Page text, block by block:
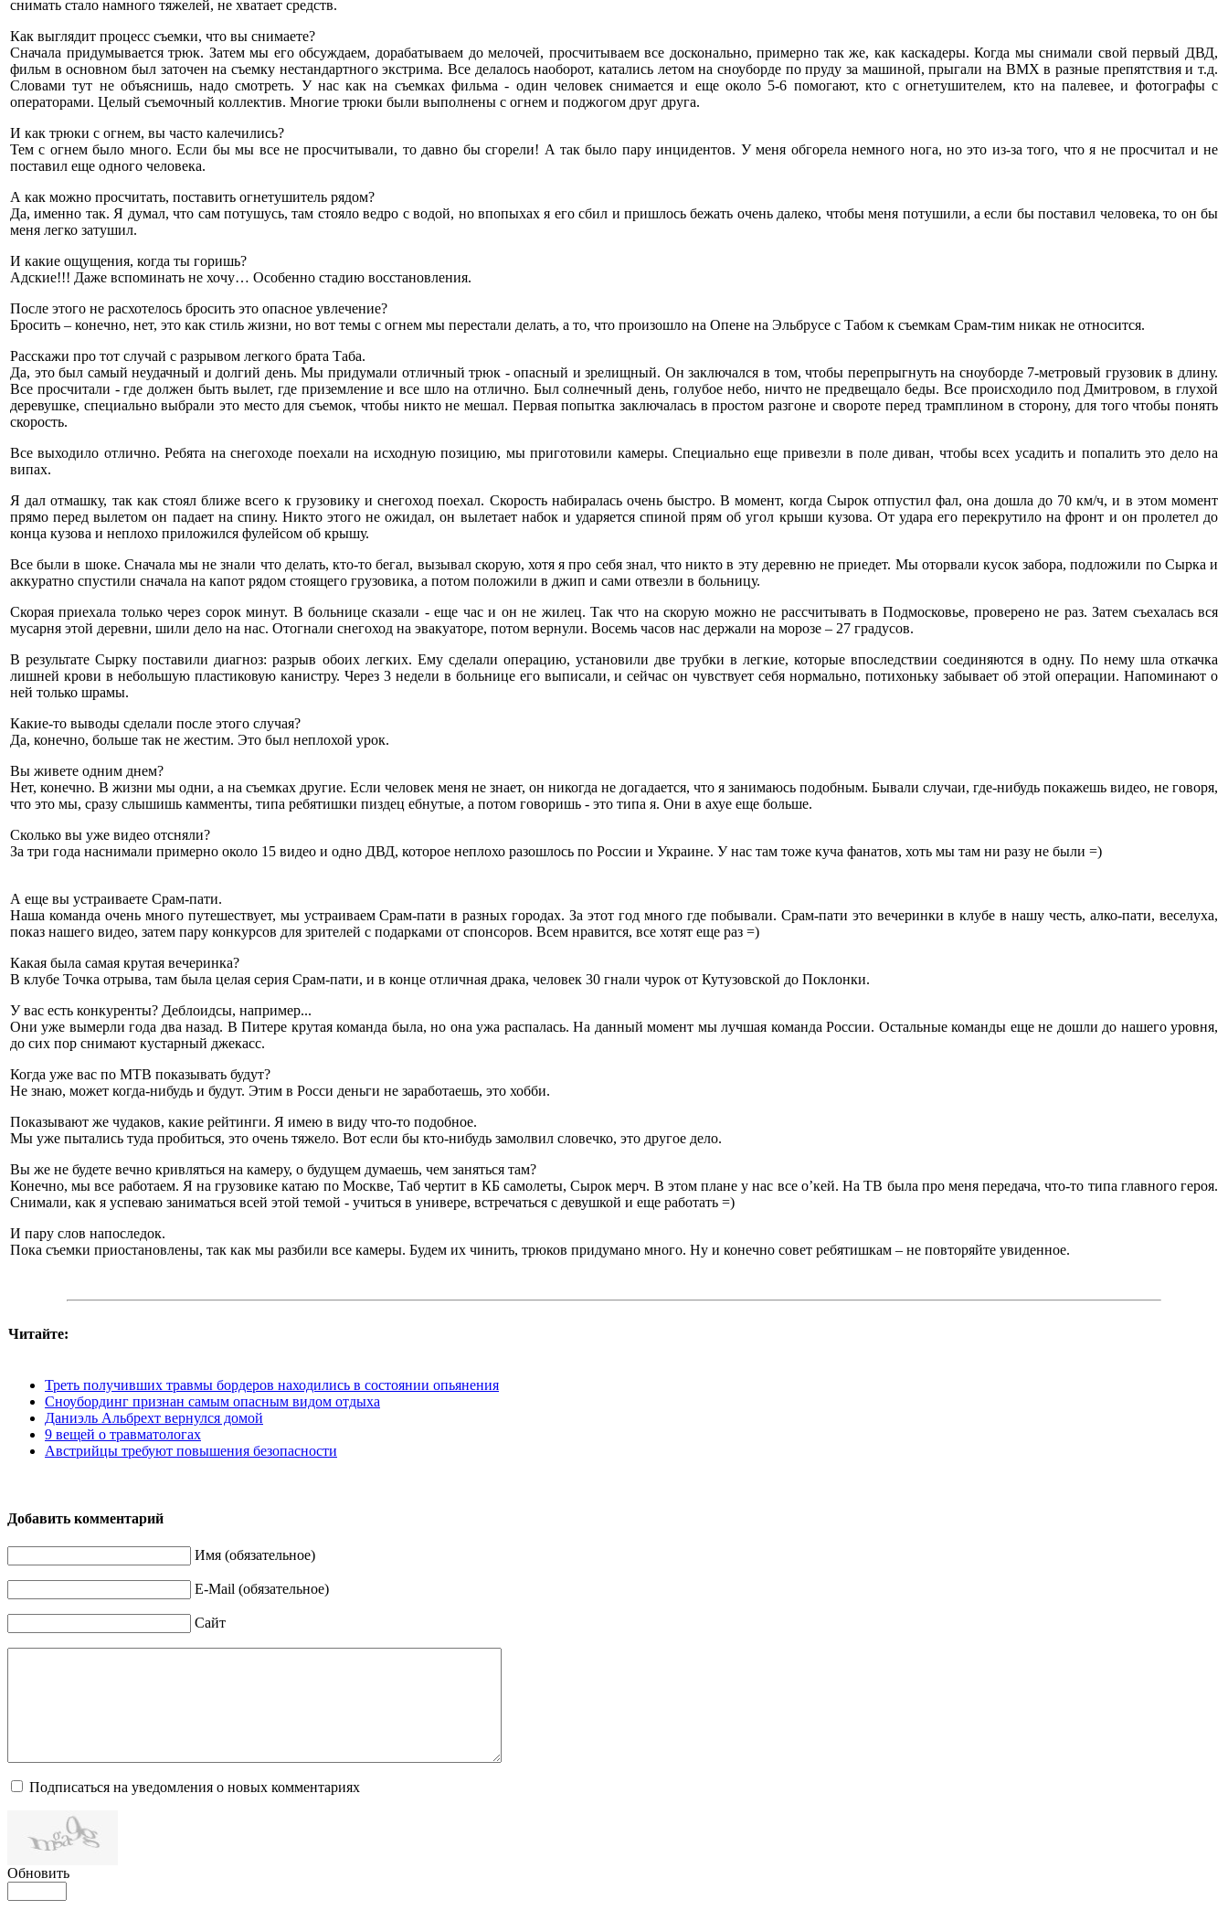
снимать стало намного тяжелей, не хватает средств.
Как выглядит процесс съемки, что вы снимаете?
Сначала придумывается трюк. Затем мы его обсуждаем, дорабатываем до мелочей, просчитываем все досконально, примерно так же, как каскадеры. Когда мы снимали свой первый ДВД,
фильм в основном был заточен на съемку нестандартного экстрима. Все делалось наоборот, катались летом на сноуборде по пруду за машиной, прыгали на BMX в разные препятствия и т.д.
Словами тут не объяснишь, надо смотреть. У нас как на съемках фильма - один человек снимается и еще около 5-6 помогают, кто с огнетушителем, кто на палевее, и фотографы с
операторами. Целый съемочный коллектив. Многие трюки были выполнены с огнем и поджогом друг друга.
И как трюки с огнем, вы часто калечились?
Тем с огнем было много. Если бы мы все не просчитывали, то давно бы сгорели! А так было пару инцидентов. У меня обгорела немного нога, но это из-за того, что я не просчитал и не
поставил еще одного человека.
А как можно просчитать, поставить огнетушитель рядом?
Да, именно так. Я думал, что сам потушусь, там стояло ведро с водой, но впопыхах я его сбил и пришлось бежать очень далеко, чтобы меня потушили, а если бы поставил человека, то он бы
меня легко затушил.
И какие ощущения, когда ты горишь?
Адские!!! Даже вспоминать не хочу… Особенно стадию восстановления.
После этого не расхотелось бросить это опасное увлечение?
Бросить – конечно, нет, это как стиль жизни, но вот темы с огнем мы перестали делать, а то, что произошло на Опене на Эльбрусе с Табом к съемкам Срам-тим никак не относится.
Расскажи про тот случай с разрывом легкого брата Таба.
Да, это был самый неудачный и долгий день. Мы придумали отличный трюк - опасный и зрелищный. Он заключался в том, чтобы перепрыгнуть на сноуборде 7-метровый грузовик в длину.
Все просчитали - где должен быть вылет, где приземление и все шло на отлично. Был солнечный день, голубое небо, ничто не предвещало беды. Все происходило под Дмитровом, в глухой
деревушке, специально выбрали это место для съемок, чтобы никто не мешал. Первая попытка заключалась в простом разгоне и свороте перед трамплином в сторону, для того чтобы понять
скорость.
Все выходило отлично. Ребята на снегоходе поехали на исходную позицию, мы приготовили камеры. Специально еще привезли в поле диван, чтобы всех усадить и попалить это дело на
випах.
Я дал отмашку, так как стоял ближе всего к грузовику и снегоход поехал. Скорость набиралась очень быстро. В момент, когда Сырок отпустил фал, она дошла до 70 км/ч, и в этом момент
прямо перед вылетом он падает на спину. Никто этого не ожидал, он вылетает набок и ударяется спиной прям об угол крыши кузова. От удара его перекрутило на фронт и он пролетел до
конца кузова и неплохо приложился фулейсом об крышу.
Все были в шоке. Сначала мы не знали что делать, кто-то бегал, вызывал скорую, хотя я про себя знал, что никто в эту деревню не приедет. Мы оторвали кусок забора, подложили по Сырка и
аккуратно спустили сначала на капот рядом стоящего грузовика, а потом положили в джип и сами отвезли в больницу.
Скорая приехала только через сорок минут. В больнице сказали - еще час и он не жилец. Так что на скорую можно не рассчитывать в Подмосковье, проверено не раз. Затем съехалась вся
мусарня этой деревни, шили дело на нас. Отогнали снегоход на эвакуаторе, потом вернули. Восемь часов нас держали на морозе – 27 градусов.
В результате Сырку поставили диагноз: разрыв обоих легких. Ему сделали операцию, установили две трубки в легкие, которые впоследствии соединяются в одну. По нему шла откачка
лишней крови в небольшую пластиковую канистру. Через 3 недели в больнице его выписали, и сейчас он чувствует себя нормально, потихоньку забывает об этой операции. Напоминают о
ней только шрамы.
Какие-то выводы сделали после этого случая?
Да, конечно, больше так не жестим. Это был неплохой урок.
Вы живете одним днем?
Нет, конечно. В жизни мы одни, а на съемках другие. Если человек меня не знает, он никогда не догадается, что я занимаюсь подобным. Бывали случаи, где-нибудь покажешь видео, не говоря,
что это мы, сразу слышишь камменты, типа ребятишки пиздец ебнутые, а потом говоришь - это типа я. Они в ахуе еще больше.
Сколько вы уже видео отсняли?
За три года наснимали примерно около 15 видео и одно ДВД, которое неплохо разошлось по России и Украине. У нас там тоже куча фанатов, хоть мы там ни разу не были =)
А еще вы устраиваете Срам-пати.
Наша команда очень много путешествует, мы устраиваем Срам-пати в разных городах. За этот год много где побывали. Срам-пати это вечеринки в клубе в нашу честь, алко-пати, веселуха,
показ нашего видео, затем пару конкурсов для зрителей с подарками от спонсоров. Всем нравится, все хотят еще раз =)
Какая была самая крутая вечеринка?
В клубе Точка отрыва, там была целая серия Срам-пати, и в конце отличная драка, человек 30 гнали чурок от Кутузовской до Поклонки.
У вас есть конкуренты? Деблоидсы, например...
Они уже вымерли года два назад. В Питере крутая команда была, но она ужа распалась. На данный момент мы лучшая команда России. Остальные команды еще не дошли до нашего уровня,
до сих пор снимают кустарный джекасс.
Когда уже вас по МТВ показывать будут?
Не знаю, может когда-нибудь и будут. Этим в Росси деньги не заработаешь, это хобби.
Показывают же чудаков, какие рейтинги. Я имею в виду что-то подобное.
Мы уже пытались туда пробиться, это очень тяжело. Вот если бы кто-нибудь замолвил словечко, это другое дело.
Вы же не будете вечно кривляться на камеру, о будущем думаешь, чем заняться там?
Конечно, мы все работаем. Я на грузовике катаю по Москве, Таб чертит в КБ самолеты, Сырок мерч. В этом плане у нас все о’кей. На ТВ была про меня передача, что-то типа главного героя.
Снимали, как я успеваю заниматься всей этой темой - учиться в универе, встречаться с девушкой и еще работать =)
И пару слов напоследок.
Пока съемки приостановлены, так как мы разбили все камеры. Будем их чинить, трюков придумано много. Ну и конечно совет ребятишкам – не повторяйте увиденное.
Читайте:
Треть получивших травмы бордеров находились в состоянии опьянения
Сноубординг признан самым опасным видом отдыха
Даниэль Альбрехт вернулся домой
9 вещей о травматологах
Австрийцы требуют повышения безопасности
Добавить комментарий
Имя (обязательное)
E-Mail (обязательное)
Сайт
Подписаться на уведомления о новых комментариях
Обновить